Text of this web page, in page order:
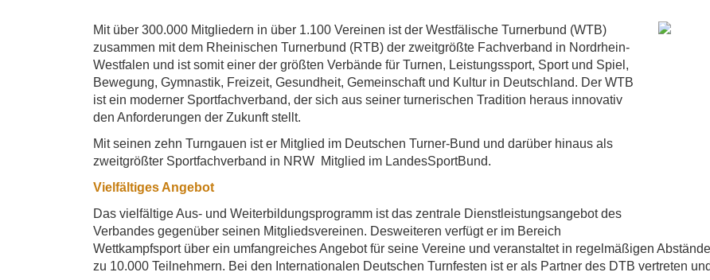
Mit über 300.000 Mitgliedern in über 1.100 Vereinen ist der Westfälische Turnerbund (WTB)
zusammen mit dem Rheinischen Turnerbund (RTB) der zweitgrößte Fachverband in Nordrhein-
Westfalen und ist somit einer der größten Verbände für Turnen, Leistungssport, Sport und Spiel,
Bewegung, Gymnastik, Freizeit, Gesundheit, Gemeinschaft und Kultur in Deutschland. Der WTB
ist ein moderner Sportfachverband, der sich aus seiner turnerischen Tradition heraus innovativ
den Anforderungen der Zukunft stellt.
Mit seinen zehn Turngauen ist er Mitglied im Deutschen Turner-Bund und darüber hinaus als
zweitgrößter Sportfachverband in NRW Mitglied im LandesSportBund.
Vielfältiges Angebot
Das vielfältige Aus- und Weiterbildungsprogramm ist das zentrale Dienstleistungsangebot des
Verbandes gegenüber seinen Mitgliedsvereinen. Desweiteren verfügt er im Bereich
Wettkampfsport über ein umfangreiches Angebot für seine Vereine und veranstaltet in regelmäßigen
zu 10.000 Teilnehmern. Bei den Internationalen Deutschen Turnfesten ist er als Partner des DTB vertreten